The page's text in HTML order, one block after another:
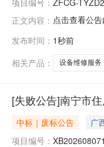
项目编号： ZFCG-
正文内容： 点击查看公
发布时间： 1秒前
相关产品：
设备维修服务
[失败公告]南宁市
中标｜废标公告 广
项目编号：